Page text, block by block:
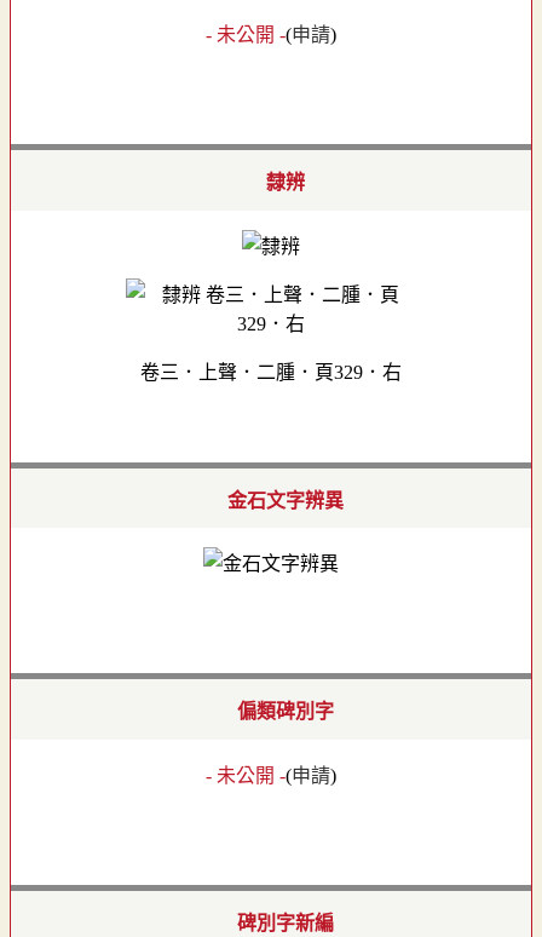
- 未公開 -(申請)
隸辨
卷三．上聲．二腫．頁329．右
金石文字辨異
偏類碑別字
- 未公開 -(申請)
碑別字新編